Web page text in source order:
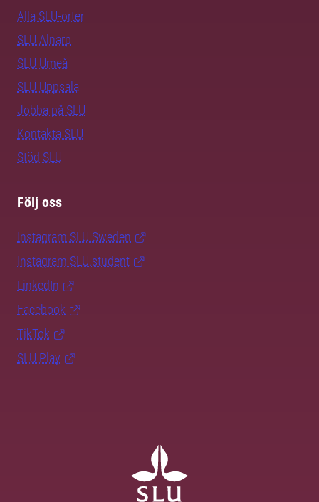
Alla SLU-orter
SLU Alnarp
SLU Umeå
SLU Uppsala
Jobba på SLU
Kontakta SLU
Stöd SLU
Följ oss
Instagram SLU.Sweden
Instagram SLU.student
LinkedIn
Facebook
TikTok
SLU Play